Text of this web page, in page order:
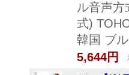
ル音声
式)
韓国 ブ
5,644円